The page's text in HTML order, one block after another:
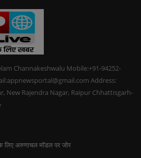
Channakeshwalu Mobile:+91-94252-
Address:
New Rajendra Nagar, Raipur Chhattisgarh-
लिए अरुणाचल मॉडल पर जोर